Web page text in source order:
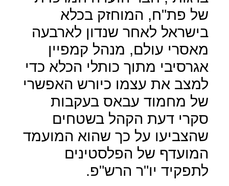
של פת"ח, המוחזק בכלא
בישראל לאחר שנדון לארבעה
מאסרי עולם, מנהל קמפיין
אגרסיבי מתוך כותלי הכלא כדי
למצב את עצמו כיורש האפשרי
של מחמוד עבאס בעקבות
סקרי דעת הקהל בשטחים
שהצביעו על כך שהוא המועמד
המועדף של הפלסטינים
לתפקיד יו"ר הרש"פ.